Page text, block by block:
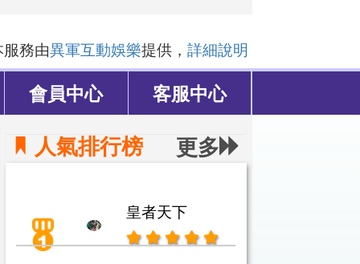
務由異軍互動娛樂提供， 詳細說明
會員中心 客服中心
人氣排行榜 更多
皇者天下